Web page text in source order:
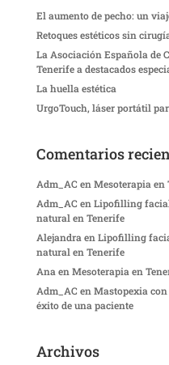
El aumento de pecho: un
Retoques estéticos sin
La Asociación Española de
Tenerife a destacados
La huella estética
UrgoTouch, láser portátil
Comentarios
Adm_AC en Mesoterapia
Adm_AC en Lipofilling
natural en Tenerife
Alejandra en Lipofilling
natural en Tenerife
Ana en Mesoterapia en
Adm_AC en Mastopexia
éxito de una paciente
Archivos